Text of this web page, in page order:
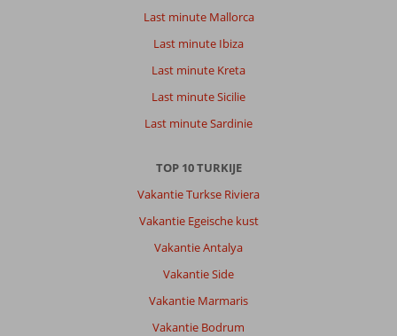
Last minute Mallorca
Last minute Ibiza
Last minute Kreta
Last minute Sicilie
Last minute Sardinie
TOP 10 TURKIJE
Vakantie Turkse Riviera
Vakantie Egeische kust
Vakantie Antalya
Vakantie Side
Vakantie Marmaris
Vakantie Bodrum